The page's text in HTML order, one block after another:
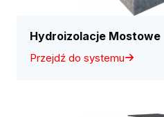
Hydroizolacje Mostowe
Przejdź do systemu